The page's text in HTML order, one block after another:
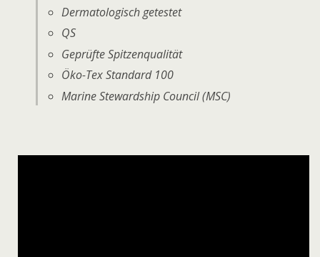
Dermatologisch getestet
QS
Geprüfte Spitzenqualität
Öko-Tex Standard 100
Marine Stewardship Council (MSC)